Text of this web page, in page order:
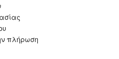
πλήρωση